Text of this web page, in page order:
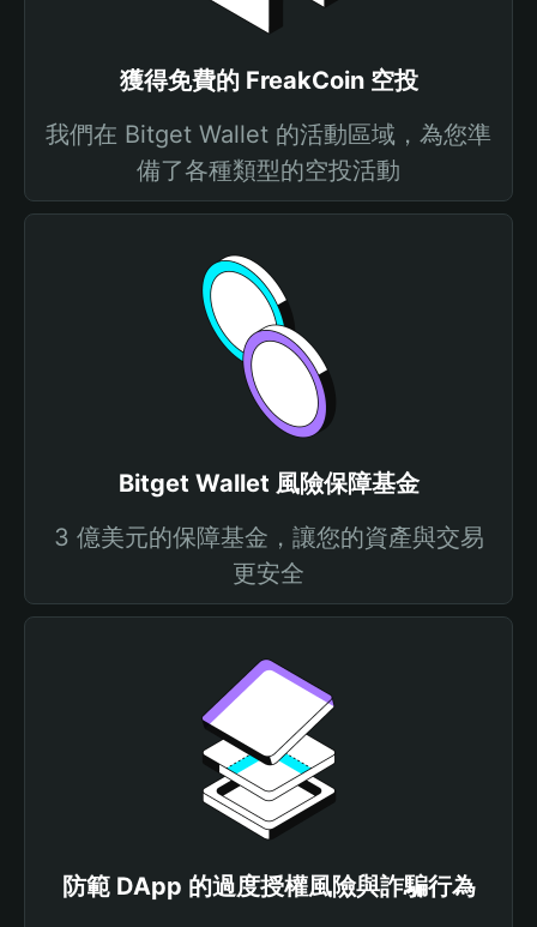
獲得免費的 FreakCoin 空投
我們在 Bitget Wallet 的活動區域，為您準
備了各種類型的空投活動
Bitget Wallet 風險保障基金
3 億美元的保障基金，讓您的資產與交易
更安全
防範 DApp 的過度授權風險與詐騙行為